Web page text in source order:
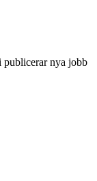
publicerar nya jobb